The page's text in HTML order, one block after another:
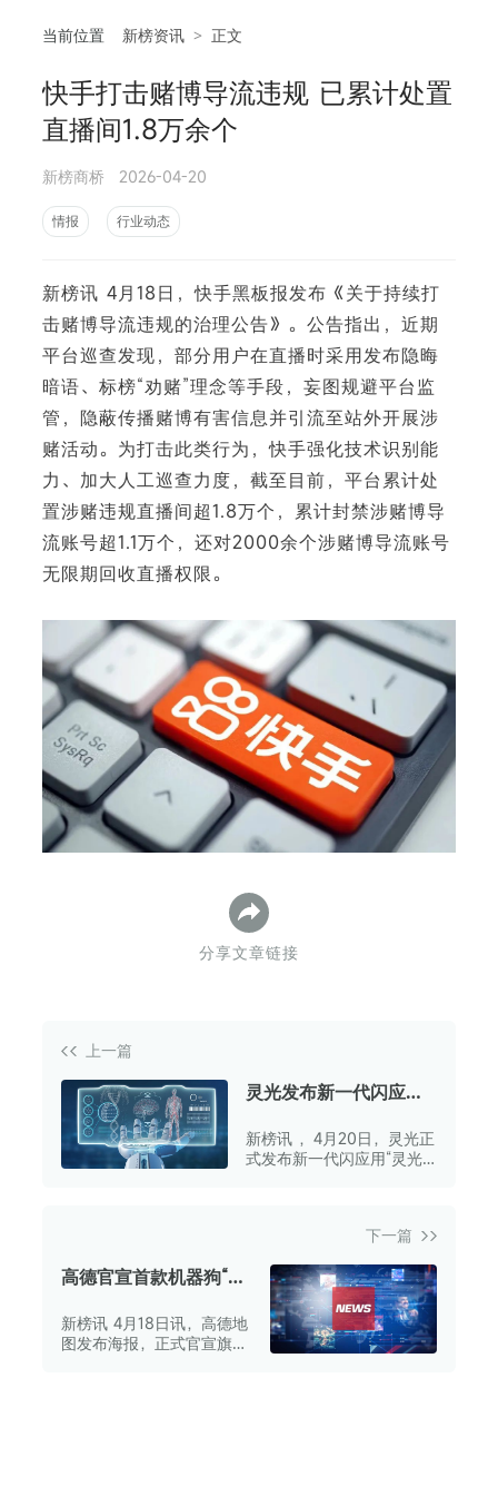
当前位置 新榜资讯 > 正文
快手打击赌博导流违规 已累计处置
直播间1.8万余个
新榜商桥 2026-04-20
情报 行业动态
新榜讯 4月18日，快手黑板报发布《关于持续打
击赌博导流违规的治理公告》。公告指出，近期
平台巡查发现，部分用户在直播时采用发布隐晦
暗语、标榜“劝赌”理念等手段，妄图规避平台监
管，隐蔽传播赌博有害信息并引流至站外开展涉
赌活动。为打击此类行为，快手强化技术识别能
力、加大人工巡查力度，截至目前，平台累计处
置涉赌违规直播间超1.8万个，累计封禁涉赌博导
流账号超1.1万个，还对2000余个涉赌博导流账号
无限期回收直播权限。
分享文章链接
上一篇
灵光发布新一代闪应
新榜讯 ，4月20日，灵光正
式发布新一代闪应用“灵光
下一篇
高德官宣首款机器狗“途
马拉松
新榜讯 4月18日讯，高德地
图发布海报，正式官宣旗下